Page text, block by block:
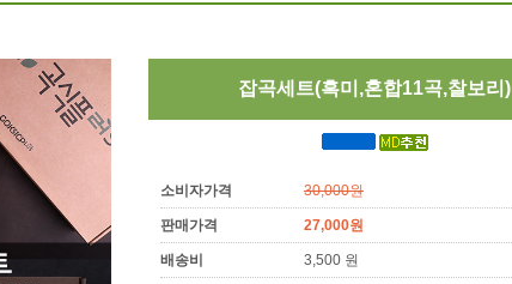
잡곡세트(흑미,혼합11곡,찰보리)
소비자가격 30,000원
판매가격 27,000원
배송비 3,500 원